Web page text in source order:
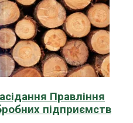
Правління
підприємств